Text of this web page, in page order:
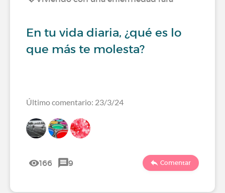
En tu vida diaria, ¿qué es lo
que más te molesta?
Último comentario: 23/3/24
166 9 Comentar